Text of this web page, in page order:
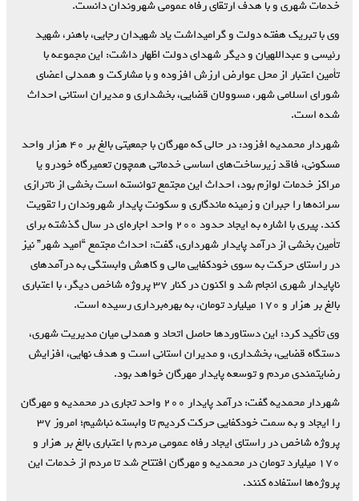
خدمات شهری و با هدف ارتقای رفاه عمومی شهروندان دانست.
وی با تبریک هفته دولت و گرامیداشت یاد شهیدان رجایی، باهنر، شهید
رئیسی و عبداللهیان و دیگر شهدای دولت اظهار داشت: این مجموعه با
تأمین اعتبار از محل عوارض ارزش افزوده و با مشارکت و همدلی اعضای
شورای اسلامی شهر، مسوولان قضایی، بخشداری و مدیران استانی احداث
شده است.
شهردار محمدیه افزود: در حالی‌ که مهرگان با جمعیتی بالغ بر ۴۰ هزار واحد
مسکونی، فاقد زیرساخت‌های اساسی خدماتی همچون تعمیرگاه خودرو یا
مراکز خدمات لوازم بود، احداث این مجتمع توانسته است بخشی از ناترازی
سرانه‌ها را جبران و زمینه ماندگاری و سکونت پایدار شهروندان را تقویت
کند. پیری با اشاره به ایجاد حدود ۲۰۰ واحد اجاره‌ای در سال گذشته برای
تأمین بخشی از درآمد پایدار شهرداری، گفت: احداث مجتمع “امید شهر” نیز
در راستای حرکت به سوی خودکفایی مالی و کاهش وابستگی به درآمدهای
ناپایدار شهری انجام شد و اکنون در کنار ۳۷ پروژه شاخص دیگر، با اعتباری
بالغ بر هزار و ۱۷۰ میلیارد تومان، به بهره‌برداری رسیده است.
وی تأکید کرد: این دستاوردها حاصل اتحاد و همدلی میان مدیریت شهری،
دستگاه قضایی، بخشداری، و مدیران استانی است و هدف نهایی، افزایش
رضایتمندی مردم و توسعه پایدار مهرگان خواهد بود.
شهردار محمدیه گفت: درآمد پایدار ۲۰۰ واحد تجاری در محمدیه و مهرگان
را ایجاد و به سمت خودکفایی حرکت کردیم تا وابسته نباشیم؛ امروز ۳۷
پروژه شاخص در راستای ایجاد رفاه عمومی مردم با اعتباری بالغ بر هزار و
۱۷۰ میلیارد تومان در محمدیه و مهرگان افتتاح شد تا مردم از خدمات این
پروژه‌ها استفاده کنند.